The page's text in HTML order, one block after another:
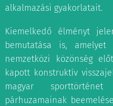
alkalmazási gyakorlatait.
Kiemelkedő élményt
bemutatása is, amelyet
nemzetközi közönség
kapott konstruktív
magyar
párhuzamainak